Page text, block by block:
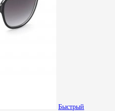
Быстрый